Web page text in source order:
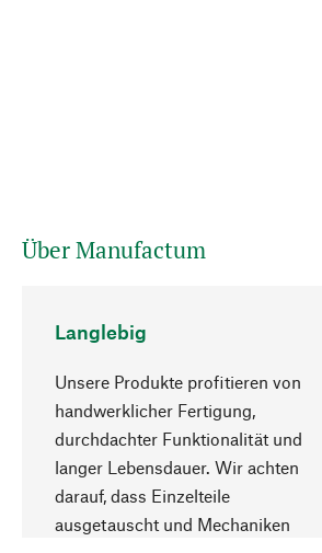
Über Manufactum
Langlebig
Unsere Produkte profitieren von
handwerklicher Fertigung,
durchdachter Funktionalität und
langer Lebensdauer. Wir achten
darauf, dass Einzelteile
ausgetauscht und Mechaniken